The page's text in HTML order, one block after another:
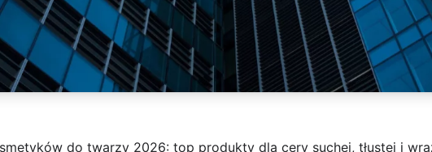
do twarzy 2026: top produkty dla cery suchej, tłustej i